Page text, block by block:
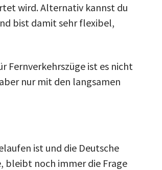
wird. Alternativ kannst du
bist damit sehr flexibel,
Fernverkehrszüge ist es nicht
nur mit den langsamen
ist und die Deutsche
bleibt noch immer die Frage